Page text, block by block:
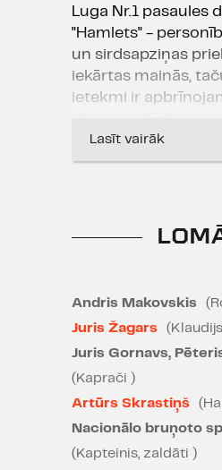
Luga Nr.1 pasaules
"Hamlets" -
un sirdsapziņas
iekārtas mainās,
ietekmi ir
vai tam seko
"Hamletā"
mīlēt vai nīst, kas
arī klasisko "būt vai
lugas iestudējuma
dzīves jēgas
ir iecerēts kā
inscenējums par
mūžīgo saduri.
Cīnītāji un karotāji,
uzbrucēji, varoņi un
Lasīt vairāk
Andris Makovskis
Juris Žagars
Juris Gornavs,
(Kaprači )
Artūrs Skrastiņš
Nacionālo bruņoto
(Kapteinis, zaldāti )